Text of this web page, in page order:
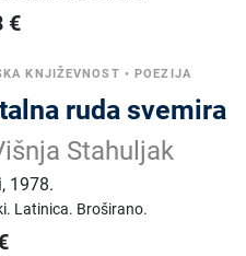
€
KNJIŽEVNOST •POEZIJA
ruda svemira
Stahuljak
, 1978.
Latinica. Broširano.